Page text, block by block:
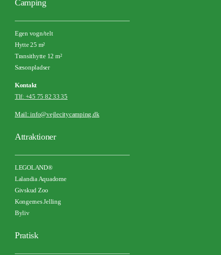
Camping
Egen vogn/telt
Hytte 25 m²
Transithytte 12 m²
Sæsonpladser
Kontakt
Tlf: +45 75 82 33 35
Mail: info@vejlecitycamping.dk
Attraktioner
LEGOLAND®
Lalandia Aquadome
Givskud Zoo
Kongernes Jelling
Byliv
Pratisk